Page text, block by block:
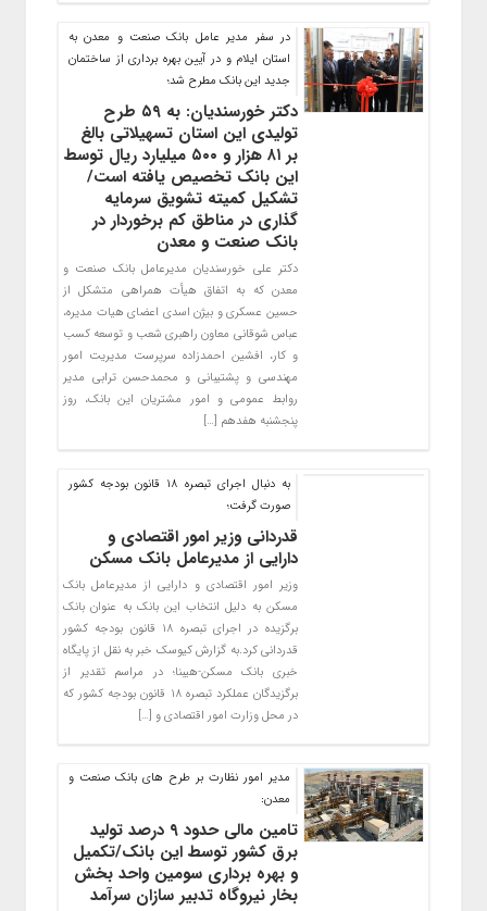
در سفر مدیر عامل بانک صنعت و معدن به
استان ایلام و در آیین بهره برداری از ساختمان
جدید این بانک مطرح شد؛
دکتر خورسندیان: به ۵۹ طرح
تولیدی این استان تسهیلاتی بالغ
بر ۸۱ هزار و ۵۰۰ میلیارد ریال توسط
این بانک تخصیص یافته است/
تشکیل کمیته تشویق سرمایه
گذاری در مناطق کم برخوردار در
بانک صنعت و معدن
دکتر علی خورسندیان مدیرعامل بانک صنعت و
معدن که به اتفاق هیأت همراهی متشکل از
حسین عسکری و بیژن اسدی اعضای هیات مدیره،
عباس شوقانی معاون راهبری شعب و توسعه کسب
و کار، افشین احمدزاده سرپرست مدیریت امور
مهندسی و پشتیبانی و محمدحسن ترابی مدیر
روابط عمومی و امور مشتریان این بانک، روز
پنجشنبه هفدهم […]
به دنبال اجرای تبصره ۱۸ قانون بودجه کشور
صورت گرفت؛
قدردانی وزیر امور اقتصادی و
دارایی از مدیرعامل بانک مسکن
وزیر امور اقتصادی و دارایی از مدیرعامل بانک
مسکن به دلیل انتخاب این بانک به عنوان بانک
برگزیده در اجرای تبصره ۱۸ قانون بودجه کشور
قدردانی کرد.به گزارش کیوسک خبر به نقل از پایگاه
خبری بانک مسکن-هیبنا؛ در مراسم تقدیر از
برگزیدگان عملکرد تبصره ۱۸ قانون بودجه کشور که
در محل وزارت امور اقتصادی و […]
مدیر امور نظارت بر طرح های بانك صنعت و
معدن:
تامین مالی حدود ۹ درصد تولید
برق کشور توسط این بانک/تکمیل
و بهره برداری سومین واحد بخش
بخار نیروگاه تدبیر سازان سرآمد